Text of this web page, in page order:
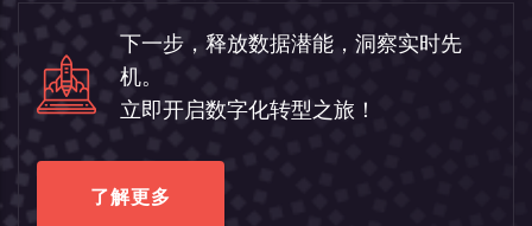
下一步，释放数据潜能，洞察实时先
机。
立即开启数字化转型之旅！
了解更多